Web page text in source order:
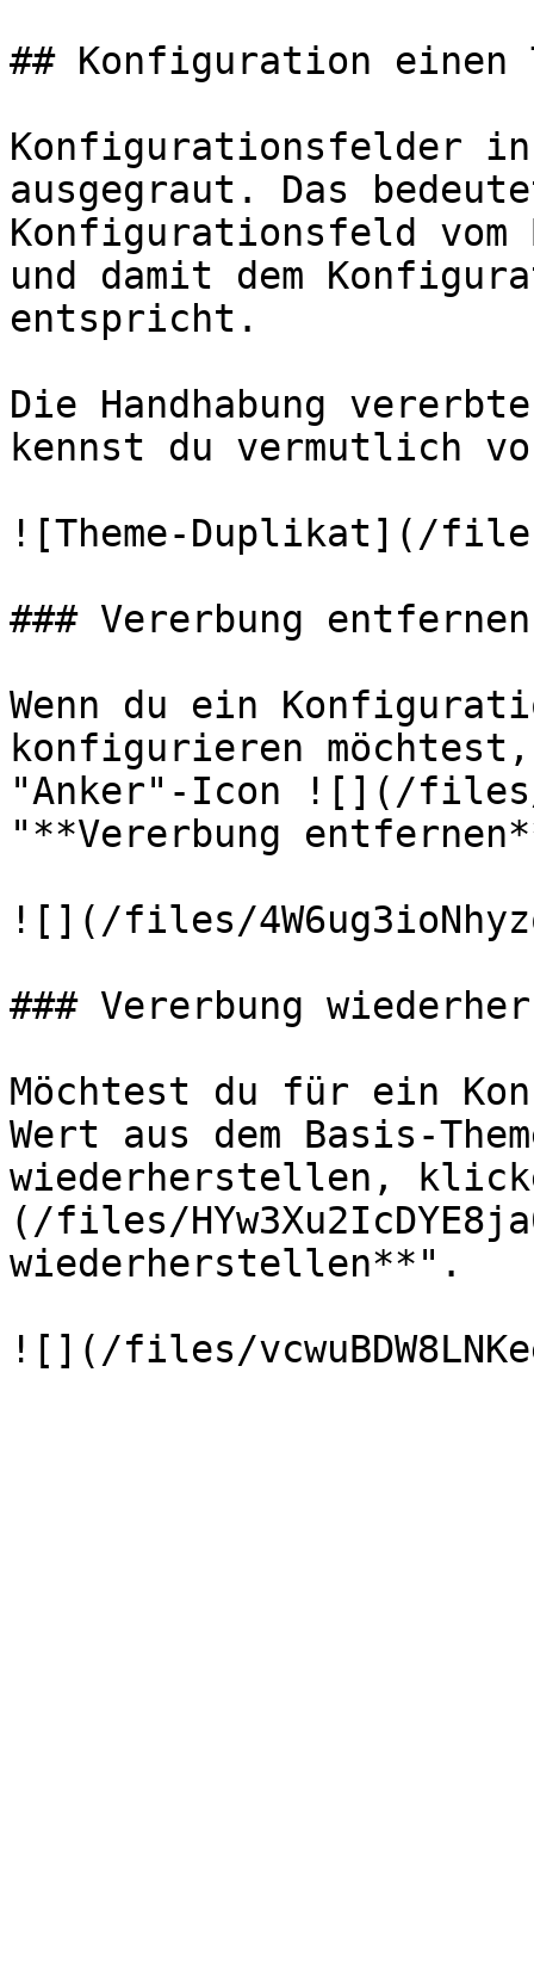
## Konfiguration einen
Konfigurationsfelder in
ausgegraut. Das
Konfigurationsfeld vom
und damit dem
entspricht.
Die Handhabung
kennst du vermutlich
![Theme-Duplikat](/files/
### Vererbung entfernen
Wenn du ein
konfigurieren
"Anker"-Icon ![](/files/
"**Vererbung
![](/files/
### Vererbung
Möchtest du für ein
Wert aus dem Basis-
wiederherstellen,
(/files/
wiederherstellen**".